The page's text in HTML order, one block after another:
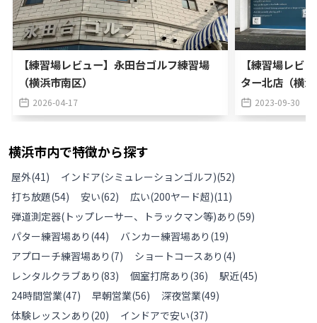
【練習場レビュー】永田台ゴルフ練習場
（横浜市南区）
2026-04-17
【練習場レビ
ター北店（横
2023-09-30
横浜市内で特徴から探す
屋外(41) インドア(シミュレーションゴルフ)(52)
打ち放題(54) 安い(62) 広い(200ヤード超)(11)
弾道測定器(トップレーサー、トラックマン等)あり (59)
パター練習場あり (44) バンカー練習場あり (19)
アプローチ練習場あり (7) ショートコースあり (4)
レンタルクラブあり (83) 個室打席あり (36) 駅近(45)
24時間営業(47) 早朝営業(56) 深夜営業(49)
体験レッスンあり (20) インドアで安い(37)